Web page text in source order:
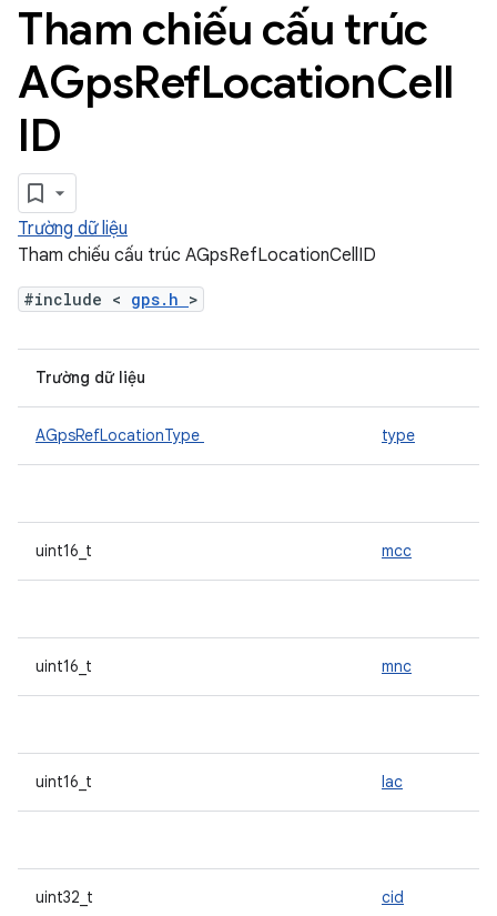
Tham chiếu cấu trúc
AGpsRefLocationCell
ID
Trường dữ liệu
Tham chiếu cấu trúc AGpsRefLocationCellID
#include < gps.h >
Trường dữ liệu
AGpsRefLocationType type
uint16_t mcc
uint16_t mnc
uint16_t lac
uint32_t cid